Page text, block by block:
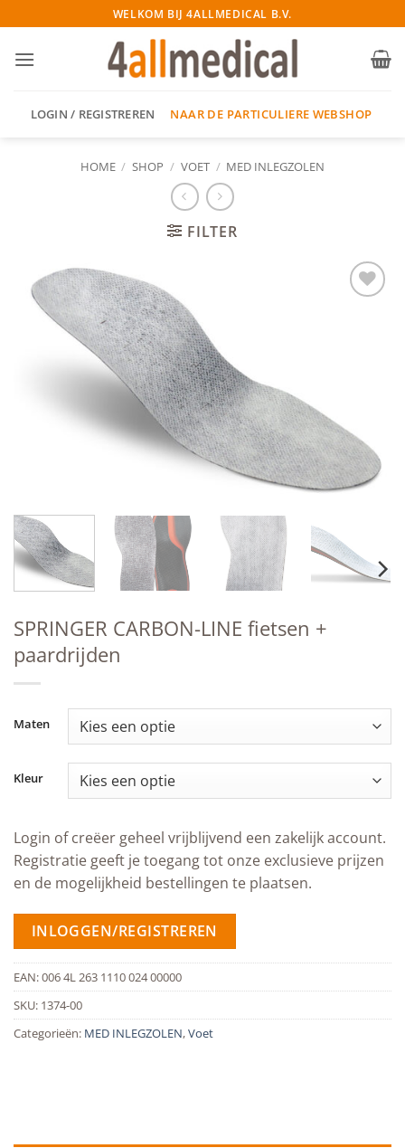
naar
inhoud
WELKOM BIJ 4ALLMEDICAL B.V.
LOGIN / REGISTREREN NAAR DE PARTICULIERE WEBSHOP
HOME / SHOP / VOET / MED INLEGZOLEN
FILTER
SPRINGER CARBON-LINE fietsen +
paardrijden
Maten
Kleur
Login of creëer geheel vrijblijvend een zakelijk account.
Registratie geeft je toegang tot onze exclusieve prijzen
en de mogelijkheid bestellingen te plaatsen.
INLOGGEN/REGISTREREN
EAN:006 4L 263 1110 024 00000
SKU: 1374-00
Categorieën: MED INLEGZOLEN,Voet